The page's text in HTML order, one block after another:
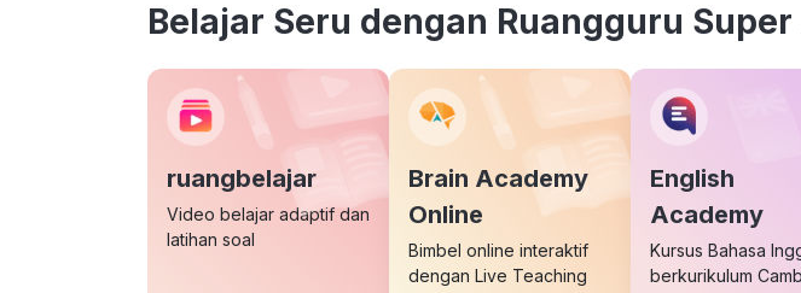
Belajar Seru dengan Ruangguru
ruangbelajar
Video belajar adaptif dan
latihan soal
Brain Academy
Online
Bimbel online interaktif
dengan Live Teaching
English
Academy
Kursus Bahasa
berkurikulum